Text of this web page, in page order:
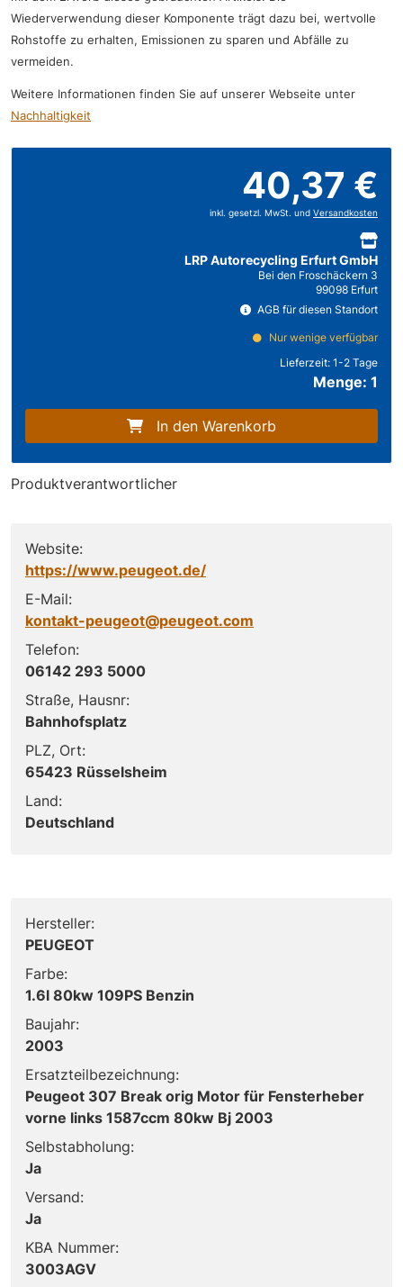
Wiederverwendung dieser Komponente trägt dazu bei, wertvolle
Rohstoffe zu erhalten, Emissionen zu sparen und Abfälle zu
vermeiden.
Weitere Informationen finden Sie auf unserer Webseite unter
Nachhaltigkeit
40,37 €
inkl. gesetzl. MwSt. und Versandkosten
LRP Autorecycling Erfurt GmbH
Bei den Froschäckern 3
99098 Erfurt
AGB für diesen Standort
Nur wenige verfügbar
Lieferzeit: 1-2 Tage
Menge: 1
In den Warenkorb
Produktverantwortlicher
Website:
https://www.peugeot.de/
E-Mail:
kontakt-peugeot@peugeot.com
Telefon:
06142 293 5000
Straße, Hausnr:
Bahnhofsplatz
PLZ, Ort:
65423 Rüsselsheim
Land:
Deutschland
Hersteller:
PEUGEOT
Farbe:
1.6l 80kw 109PS Benzin
Baujahr:
2003
Ersatzteilbezeichnung:
Peugeot 307 Break orig Motor für Fensterheber
vorne links 1587ccm 80kw Bj 2003
Selbstabholung:
Ja
Versand:
Ja
KBA Nummer:
3003AGV